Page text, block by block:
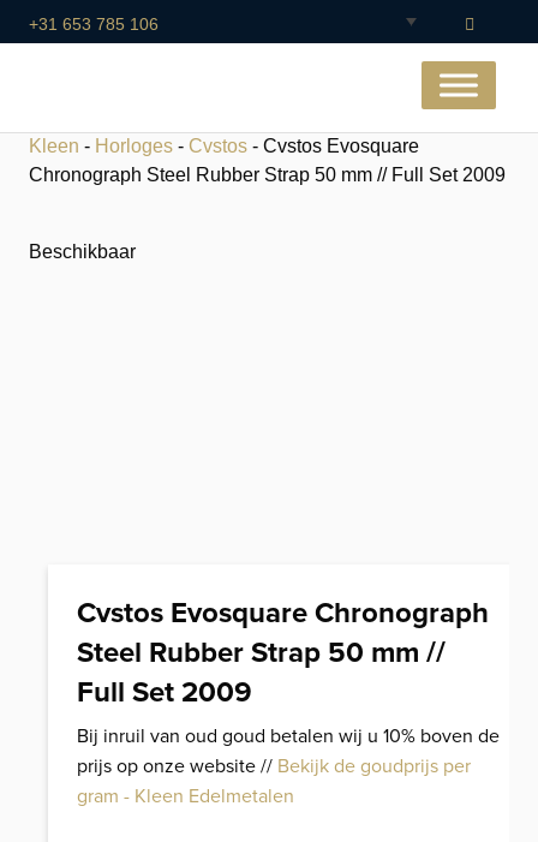
+31 653 785 106
Kleen - Horloges - Cvstos - Cvstos Evosquare
Chronograph Steel Rubber Strap 50 mm // Full Set 2009
Beschikbaar
Cvstos Evosquare Chronograph
Steel Rubber Strap 50 mm //
Full Set 2009
Bij inruil van oud goud betalen wij u 10% boven de
prijs op onze website // Bekijk de goudprijs per
gram - Kleen Edelmetalen